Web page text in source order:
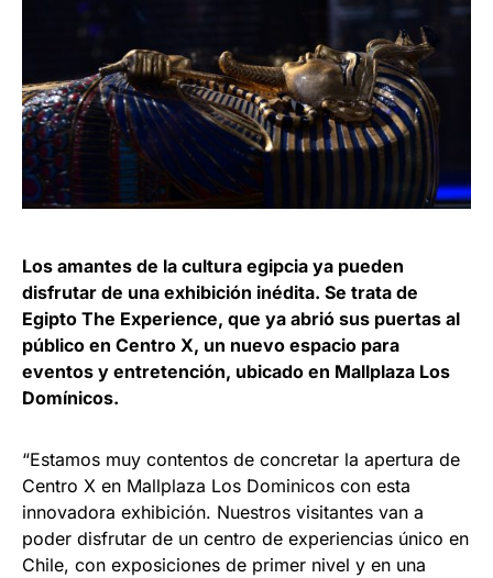
Los amantes de la cultura egipcia ya pueden
disfrutar de una exhibición inédita. Se trata de
Egipto The Experience, que ya abrió sus puertas al
público en Centro X, un nuevo espacio para
eventos y entretención, ubicado en Mallplaza Los
Domínicos.
“Estamos muy contentos de concretar la apertura de
Centro X en Mallplaza Los Dominicos con esta
innovadora exhibición. Nuestros visitantes van a
poder disfrutar de un centro de experiencias único en
Chile, con exposiciones de primer nivel y en una